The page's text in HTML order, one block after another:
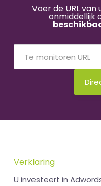
Voer de URL
onmiddellijk
Verklaring
U investeert in